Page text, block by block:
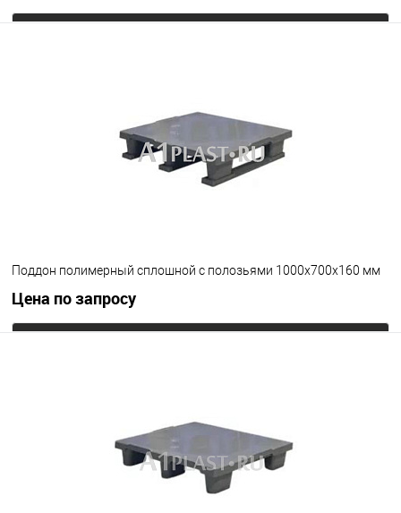
Поддон полимерный сплошной с полозьями 1000х700х160 мм
Цена по запросу